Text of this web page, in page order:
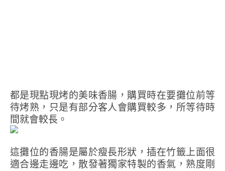
都是現點現烤的美味香腸，購買時在要攤位前等
待烤熟，只是有部分客人會購買較多，所等待時
間就會較長。
這攤位的香腸是屬於瘦長形狀，插在竹籤上面很
適合邊走邊吃，散發著獨家特製的香氣，熟度剛